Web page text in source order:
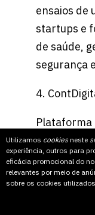
Utilizamos cookiesneste
experiência, outros para
eficácia promocional do
relevantes por meio de
sobre os cookies
ensaios de
startups e
de saúde,
segurança
4.
Plataforma
digitais
contábeis,
negócios